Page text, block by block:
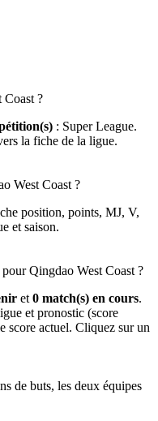
Coast ?
: Super League.
la fiche de la ligue.
West Coast ?
position, points, MJ, V,
et saison.
Qingdao West Coast ?
et 0 match(s) en cours.
et pronostic (score
score actuel. Cliquez sur un
de buts, les deux équipes